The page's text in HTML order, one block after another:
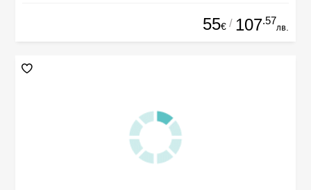
55€ / 107.57
лв.